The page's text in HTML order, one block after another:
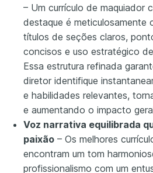
– Um currículo de maquiador
destaque é meticulosamente
títulos de seções claros,
concisos e uso estratégico
Essa estrutura refinada
diretor identifique
e habilidades relevantes,
e aumentando o impacto
Voz narrativa equilibrada
paixão – Os melhores
encontram um tom
profissionalismo com um